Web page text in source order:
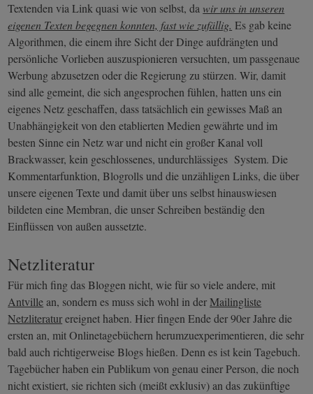
Textenden via Link quasi wie von selbst, da wir uns in unseren
eigenen Texten begegnen konnten, fast wie zufällig. Es gab keine
Algorithmen, die einem ihre Sicht der Dinge aufdrängten und
persönliche Vorlieben auszuspionieren versuchten, um passgenaue
Werbung abzusetzen oder die Regierung zu stürzen. Wir, damit
sind alle gemeint, die sich angesprochen fühlen, hatten uns ein
eigenes Netz geschaffen, dass tatsächlich ein gewisses Maß an
Unabhängigkeit von den etablierten Medien gewährte und im
besten Sinne ein Netz war und nicht ein großer Kanal voll
Brackwasser, kein geschlossenes, undurchlässiges System. Die
Kommentarfunktion, Blogrolls und die unzähligen Links, die über
unsere eigenen Texte und damit über uns selbst hinauswiesen
bildeten eine Membran, die unser Schreiben beständig den
Einflüssen von außen aussetzte.
Netzliteratur
Für mich fing das Bloggen nicht, wie für so viele andere, mit
Antvillean, sondern es muss sich wohl in derMailingliste
Netzliteraturereignet haben. Hier fingen Ende der 90er Jahre die
ersten an, mit Onlinetagebüchern herumzuexperimentieren, die sehr
bald auch richtigerweise Blogs hießen. Denn es ist kein Tagebuch.
Tagebücher haben ein Publikum von genau einer Person, die noch
nicht existiert, sie richten sich (meißt exklusiv) an das zukünftige